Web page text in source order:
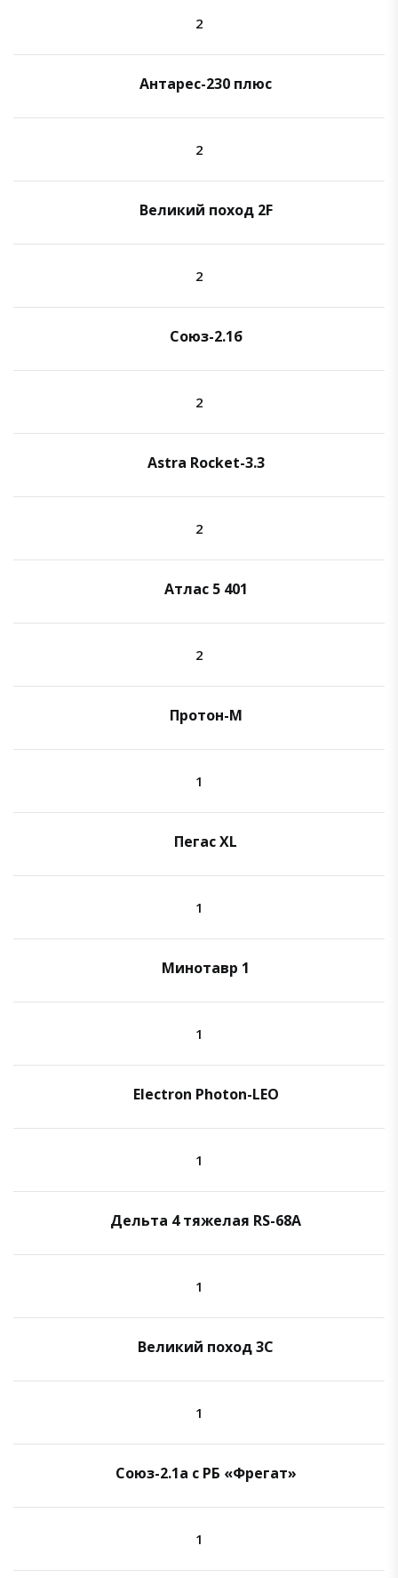
2
Антарес-230 плюс
2
Великий поход 2F
2
Союз-2.1б
2
Astra Rocket-3.3
2
Атлас 5 401
2
Протон-М
1
Пегас XL
1
Минотавр 1
1
Electron Photon-LEO
1
Дельта 4 тяжелая RS-68A
1
Великий поход 3C
1
Союз-2.1а с РБ «Фрегат»
1